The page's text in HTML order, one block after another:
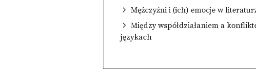
Mężczyźni i (ich) emocje w
Między współdziałaniem a
językach